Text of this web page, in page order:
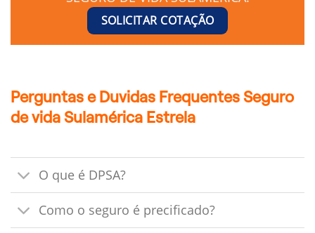
SOLICITAR COTAÇÃO
Perguntas e Duvidas Frequentes Seguro
de vida Sulamérica Estrela
O que é DPSA?
Como o seguro é precificado?